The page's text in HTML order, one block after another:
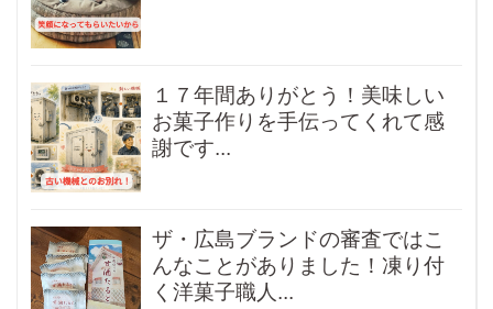
１７年間ありがとう！美味しい
お菓子作りを手伝ってくれて感
謝です...
ザ・広島ブランドの審査ではこ
んなことがありました！凍り付
く洋菓子職人...